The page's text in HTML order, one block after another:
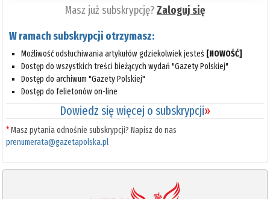
Masz już subskrypcję?Zaloguj się
W ramach subskrypcji otrzymasz:
Możliwość odsłuchiwania artykułów gdziekolwiek jesteś [NOWOŚĆ]
Dostęp do wszystkich treści bieżących wydań "Gazety Polskiej"
Dostęp do archiwum "Gazety Polskiej"
Dostęp do felietonów on-line
Dowiedz się więcej o subskrypcji»
*Masz pytania odnośnie subskrypcji? Napisz do nas
prenumerata@gazetapolska.pl